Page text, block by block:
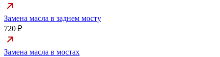
Замена масла в заднем мосту
720 ₽
Замена масла в мостах